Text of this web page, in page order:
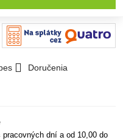
Doručenia
dní a od 10,00 do